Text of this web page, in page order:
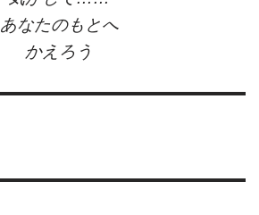
あなたのもとへ
かえろう